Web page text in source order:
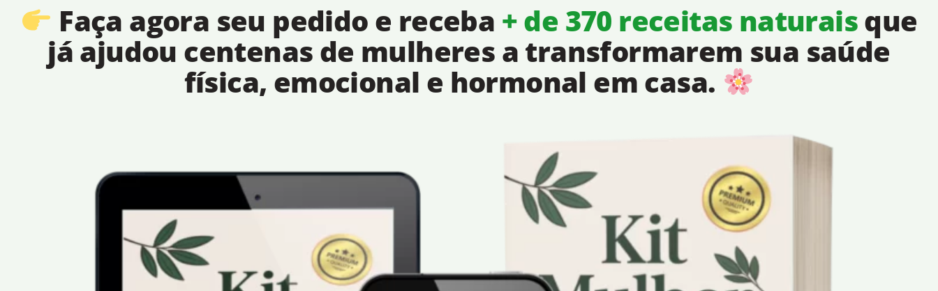
Faça agora seu pedido e receba + de 370 receitas naturaisque
já ajudou centenas de mulheres a transformarem sua saúde
física, emocional e hormonal em casa.